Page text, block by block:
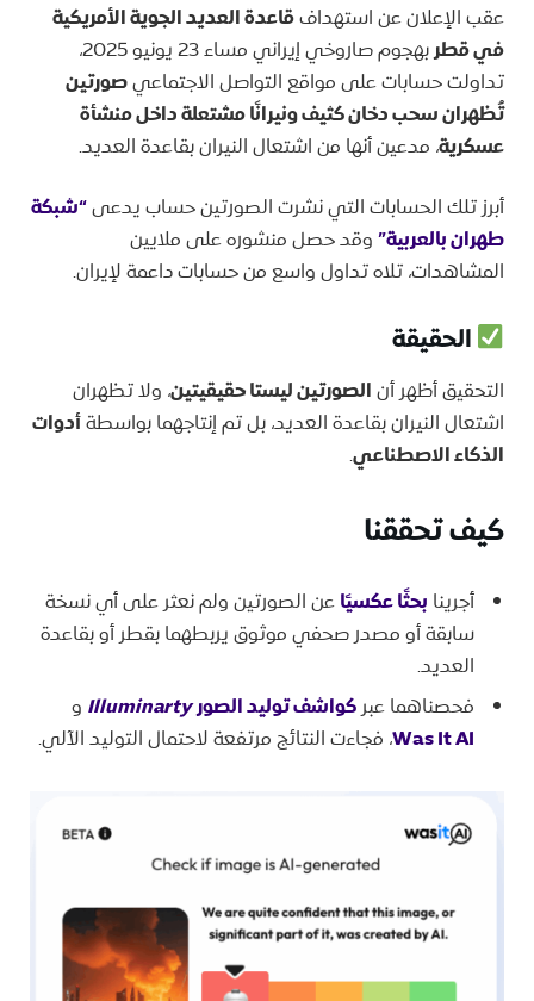
عقب الإعلان عن استهدافقاعدة العديد الجوية الأمريكية
في قطر
بهجوم صاروخي إيراني مساء 23 يونيو 2025،
تداولت حسابات على مواقع التواصل الاجتماعيصورتين
تُظهران سحب دخان كثيف ونيرانًا مشتعلة داخل منشأة
عسكرية، مدعين أنها من اشتعال النيران بقاعدة العديد.
أبرز تلك الحسابات التي نشرت الصورتين حساب يدعى“شبكة
طهران بالعربية”وقد حصل منشوره على ملايين
المشاهدات، تلاه تداول واسع من حسابات داعمة لإيران.
الحقيقة
التحقيق أظهر أنالصورتين ليستا حقيقيتين، ولا تظهران
اشتعال النيران بقاعدة العديد، بل تم إنتاجهما بواسطةأدوات
الذكاء الاصطناعي.
كيف تحققنا
أجرينا بحثًا عكسيًاعن الصورتين ولم نعثر على أي نسخة
سابقة أو مصدر صحفي موثوق يربطهما بقطر أو بقاعدة
العديد.
فحصناهما عبركواشف توليد الصورIlluminarty و
Was It AI، فجاءت النتائج مرتفعة لاحتمال التوليد الآلي.